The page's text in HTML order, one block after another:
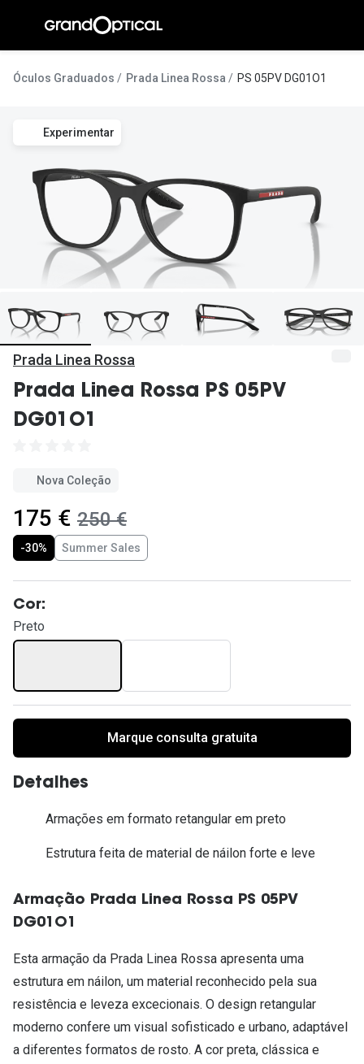
conteúdo
A
Pedro
Marta
Luís
Inês
Óculos Graduados Prada Linea Rossa PS 05PV DG01O1
Experimentar
Prada Linea Rossa
Prada Linea Rossa PS 05PV
DG01O1
Nova Coleção
agora:
175 € era:
250 €
-30% Summer Sales
Cor:
Preto
Marque consulta gratuita
Detalhes
Armações em formato retangular em preto
Estrutura feita de material de náilon forte e leve
Armação Prada Linea Rossa PS 05PV
DG01O1
Esta armação da Prada Linea Rossa apresenta uma
estrutura em náilon, um material reconhecido pela sua
resistência e leveza excecionais. O design retangular
moderno confere um visual sofisticado e urbano, adaptável
a diferentes formatos de rosto. A cor preta, clássica e